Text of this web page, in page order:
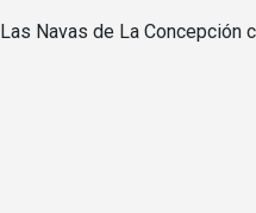
Navas de La Concepción